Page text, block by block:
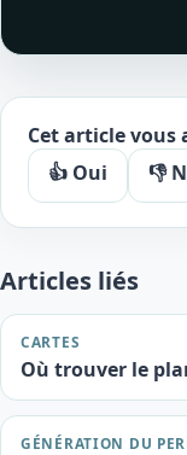
Cet article vous
👍 Oui
👎
Articles liés
CARTES
Où trouver le
GÉNÉRATION DU